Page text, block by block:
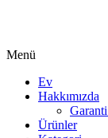
Menü
Ev
Hakkımızda
Garanti
Ürünler